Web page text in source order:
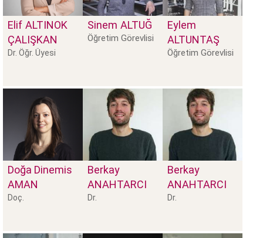
Elif ALTINOK
ÇALIŞKAN
Dr. Öğr. Üyesi
Sinem ALTUĞ
Öğretim Görevlisi
Eylem
ALTUNTAŞ
Öğretim Görevlisi
Doğa Dinemis
AMAN
Doç.
Berkay
ANAHTARCI
Dr.
Berkay
ANAHTARCI
Dr.